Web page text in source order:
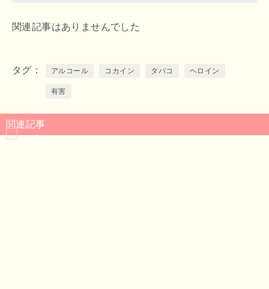
関連記事はありませんでした
タグ アルコール コカイン タバコ ヘロイン
有害
関連記事